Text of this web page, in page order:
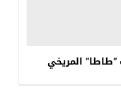
المريخي